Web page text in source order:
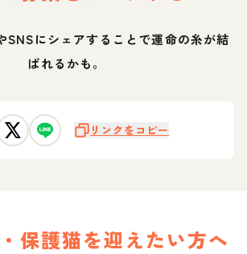
SNSにシェアすることで運命の糸が結
ばれるかも。
リンクをコピー
保護猫を迎えたい方へ